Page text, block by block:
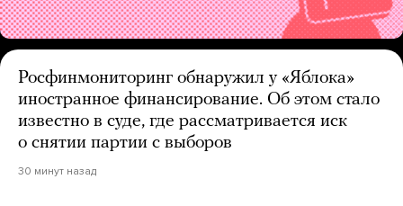
Росфинмониторинг обнаружил у «Яблока»
иностранное финансирование. Об этом стало
известно в суде, где рассматривается иск
о снятии партии с выборов
30 минут назад